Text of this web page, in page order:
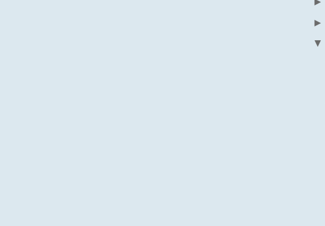
►
▼